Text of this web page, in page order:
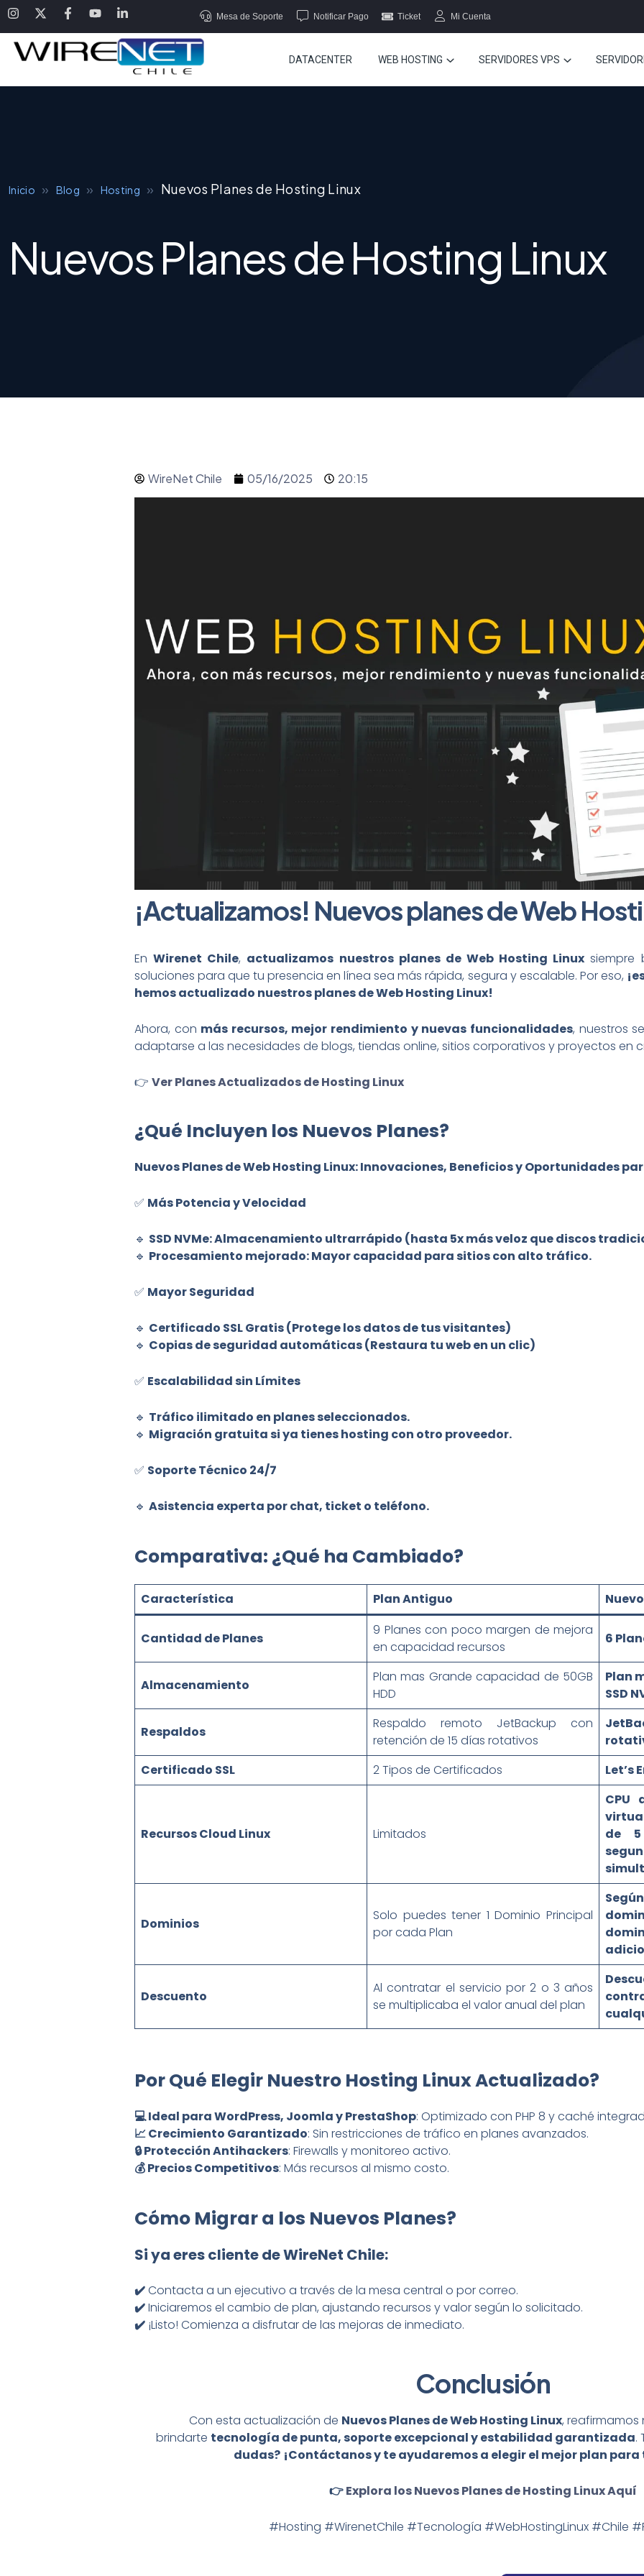
Mesa de Soporte Notificar Pago Ticket Mi Cuenta
DATACENTER WEB HOSTING SERVIDORES VPS
Inicio » Blog » Hosting » Nuevos Planes de Hosting Linux
Nuevos Planes de Hosting Linux
WireNet Chile 05/16/2025 20:15
¡Actualizamos! Nuevos planes de Web
EnWirenet Chile, actualizamos nuestros planes de Web Hosting Linux siempre
soluciones para que tu presencia en línea sea más rápida, segura y escalable. Por eso,
hemos actualizado nuestros planes de Web Hosting Linux!
Ahora, con más recursos, mejor rendimiento y nuevas funcionalidades, nuestros
adaptarse a las necesidades de blogs, tiendas online, sitios corporativos y proyectos en
👉 Ver Planes Actualizados de Hosting Linux
¿Qué Incluyen los Nuevos Planes?
Nuevos Planes de Web Hosting Linux: Innovaciones, Beneficios y Oportunidades
✅ Más Potencia y Velocidad
🔹 SSD NVMe: Almacenamiento ultrarrápido (hasta 5x más veloz que discos
🔹 Procesamiento mejorado: Mayor capacidad para sitios con alto tráfico.
✅ Mayor Seguridad
🔹 Certificado SSL Gratis(Protege los datos de tus visitantes)
🔹 Copias de seguridad automáticas(Restaura tu web en un clic)
✅ Escalabilidad sin Límites
🔹 Tráfico ilimitado en planes seleccionados.
🔹 Migración gratuitasi ya tienes hosting con otro proveedor.
✅ Soporte Técnico 24/7
🔹 Asistencia experta por chat, ticket o teléfono.
Comparativa: ¿Qué ha Cambiado?
Característica Plan Antiguo
Cantidad de Planes
9 Planes con poco margen de mejora
en capacidad recursos
6
Almacenamiento
Plan mas Grande capacidad de 50GB
HDD
Plan
SSD
Respaldos
Respaldo remoto JetBackup con
retención de 15 días rotativos
Certificado SSL
2 Tipos de Certificados Let’s
Recursos Cloud Linux Limitados
CPU
de 5
Dominios
Solo puedes tener 1 Dominio Principal
por cada Plan
Descuento
Al contratar el servicio por 2 o 3 años
se multiplicaba el valor anual del plan
Por Qué Elegir Nuestro Hosting Linux Actualizado?
💻 Ideal para WordPress, Joomla y PrestaShop: Optimizado con PHP 8 y caché
📈 Crecimiento Garantizado: Sin restricciones de tráfico en planes avanzados.
🔒 Protección Antihackers: Firewalls y monitoreo activo.
💰 Precios Competitivos: Más recursos al mismo costo.
Cómo Migrar a los Nuevos Planes?
Si ya eres cliente deWireNet Chile:
✔️Contacta a un ejecutivo a través de la mesa central o por correo.
✔️Iniciaremos el cambio de plan, ajustando recursos y valor según lo solicitado.
✔️ ¡Listo! Comienza a disfrutar de las mejoras de inmediato.
Conclusión
Con esta actualización de Nuevos Planes de Web Hosting Linux,
brindarte tecnología de punta, soporte excepcional y estabilidad garantizada.
dudas? ¡Contáctanos y te ayudaremos a elegir el mejor plan
👉Explora los Nuevos Planes de Hosting Linux Aquí
#Hosting #WirenetChile #Tecnología #WebHostingLinux #Chile